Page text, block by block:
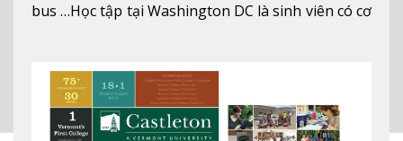
bus …Học tập tại Washington DC là sinh viên có cơ
nghiệp ở Mỹ, #7 thành phố an toàn nhất trên Thế
Xem thêm